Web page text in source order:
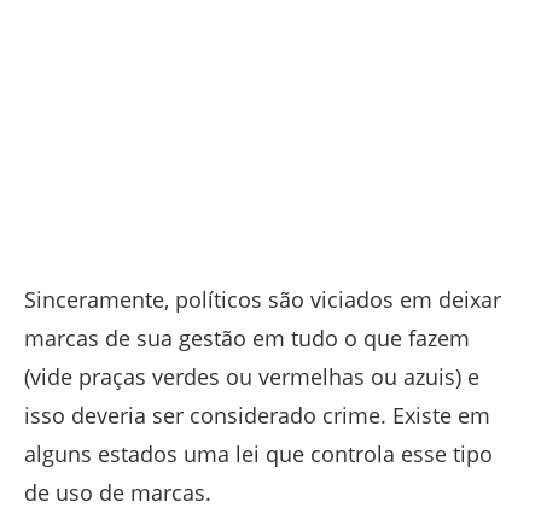
Sinceramente, políticos são viciados em deixar
marcas de sua gestão em tudo o que fazem
(vide praças verdes ou vermelhas ou azuis) e
isso deveria ser considerado crime. Existe em
alguns estados uma lei que controla esse tipo
de uso de marcas.